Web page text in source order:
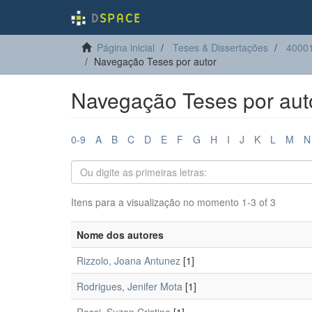
Página inicial Teses & Dissertações
Navegação Teses por autor
Navegação Teses por
0-9 A B C D E F G H I J K L M N
Itens para a visualização no momento 1-3 of 3
Nome dos autores
Rizzolo, Joana Antunez [1]
Rodrigues, Jenifer Mota [1]